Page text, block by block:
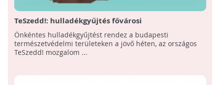
TeSzedd!: hulladékgyűjtés fővárosi
természetvédelmi területeken
Önkéntes hulladékgyűjtést rendez a budapesti
természetvédelmi területeken a jövő héten, az országos
TeSzedd! mozgalom ...